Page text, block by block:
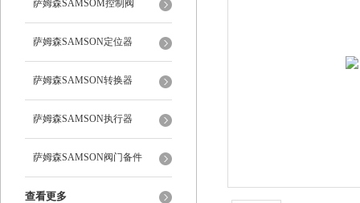
萨姆森SAMSOM控制阀
萨姆森SAMSON定位器
萨姆森SAMSON转换器
萨姆森SAMSON执行器
萨姆森SAMSON阀门备件
查看更多